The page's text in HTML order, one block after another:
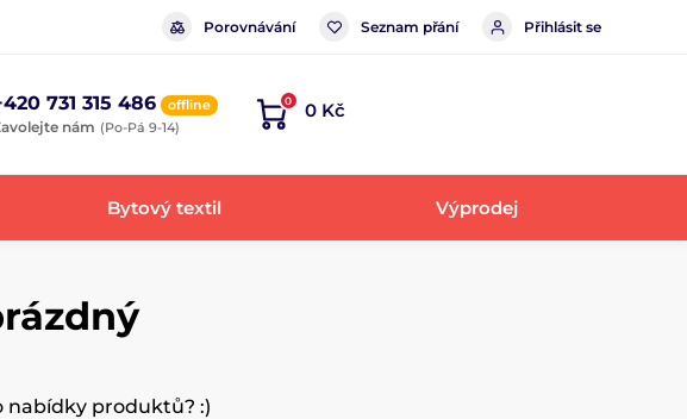
Porovnávání Seznam přání Přihlásit se
731 315 486 offline
nám (Po-Pá 9-14)
0 0 Kč
Bytový textil Výprodej
nabídky produktů? :)